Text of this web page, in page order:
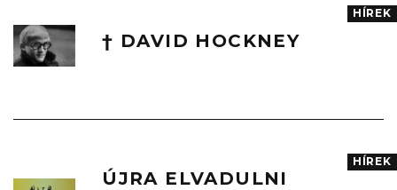
† DAVID HOCKNEY
HÍREK
ÚJRA ELVADULNI
HÍREK